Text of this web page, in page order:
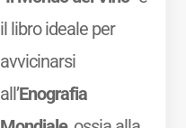
il libro ideale per
avvicinarsi
all’Enografia